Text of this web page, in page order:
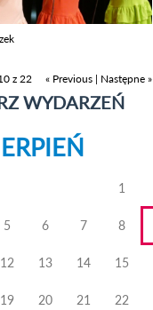
z 22
« Previous | Następne »
WYDARZEŃ
do
1
5 6 7 8
12 13 14 15
19 20 21 22